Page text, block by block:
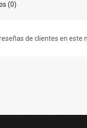
(0)
de clientes en este